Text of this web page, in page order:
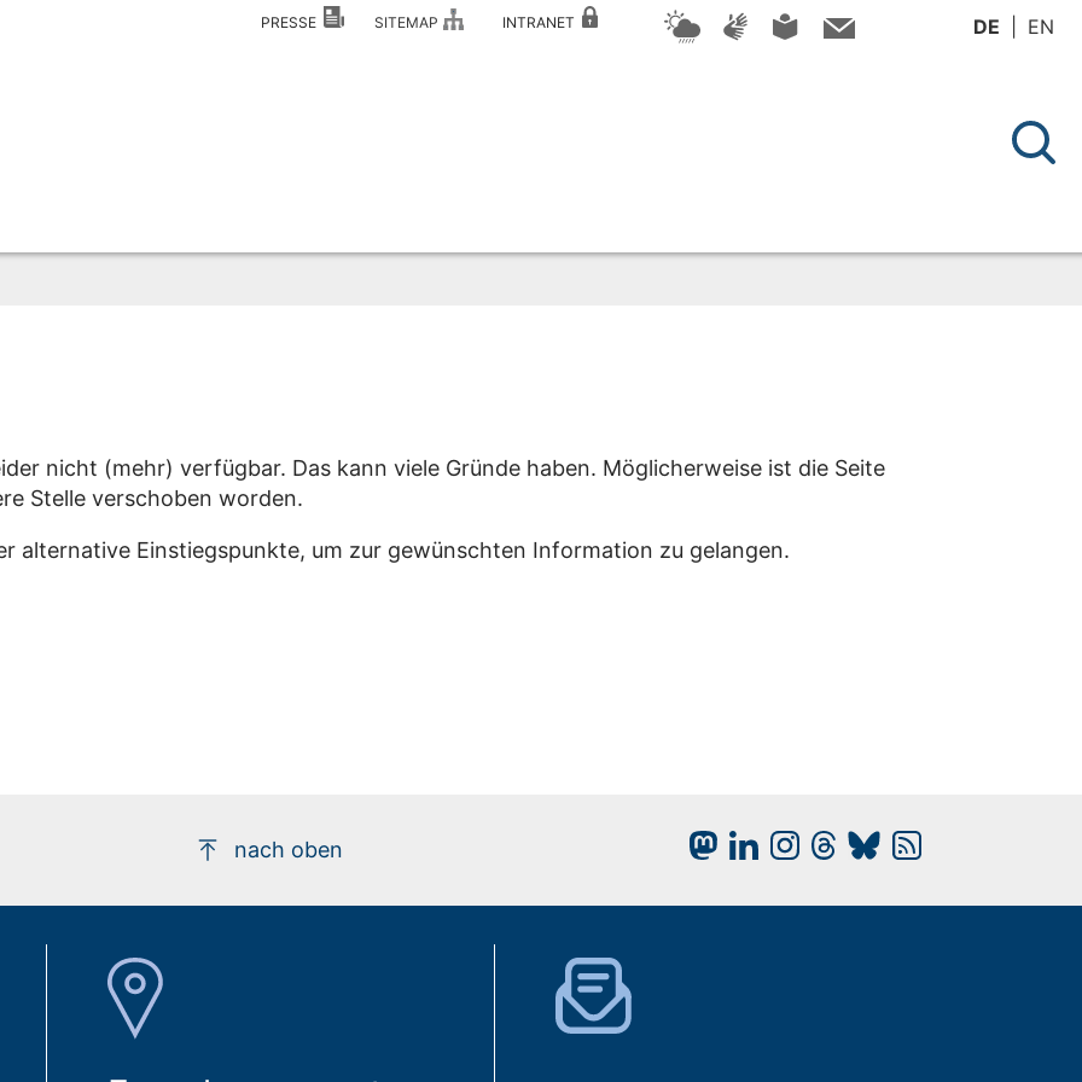
PRESSE SITEMAP INTRANET DE EN
nicht (mehr) verfügbar. Das kann viele Gründe haben. Möglicherweise ist die Seite
Stelle verschoben worden.
alternative Einstiegspunkte, um zur gewünschten Information zu gelangen.
nach oben